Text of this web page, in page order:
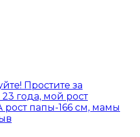
Простите за
года, мой рост
рост папы-166 см, мамы